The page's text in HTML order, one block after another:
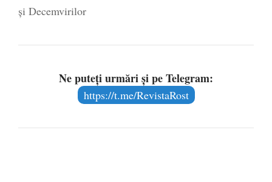
și Decemvirilor
Ne puteți urmări și pe Telegram:
https://t.me/RevistaRost